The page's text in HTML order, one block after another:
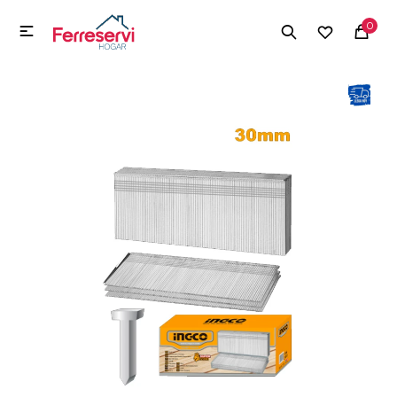
0

MI CUENTA
Tecnología